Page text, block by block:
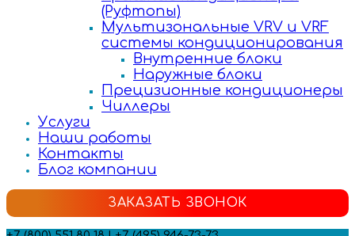
(Руфтопы)
Мультизональные VRV и VRF
системы кондиционирования
Внутренние блоки
Наружные блоки
Прецизионные кондиционеры
Чиллеры
Услуги
Наши работы
Контакты
Блог компании
ЗАКАЗАТЬ ЗВОНОК